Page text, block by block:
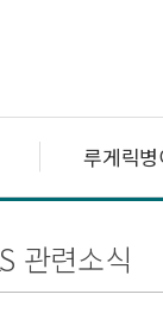
루게릭
관련소식